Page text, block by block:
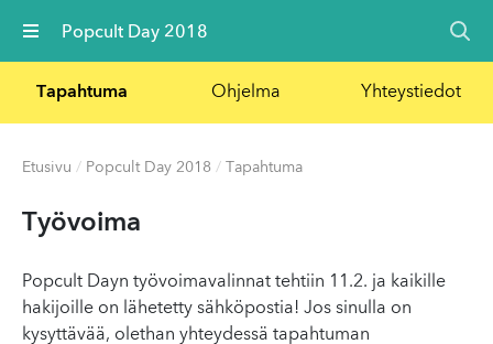
Valikko Popcult Day 2018
Tapahtuma Ohjelma Yhteystiedot
Etusivu / Popcult Day 2018 / Tapahtuma
Työvoima
Popcult Dayn työvoimavalinnat tehtiin 11.2. ja kaikille
hakijoille on lähetetty sähköpostia! Jos sinulla on
kysyttävää, olethan yhteydessä tapahtuman